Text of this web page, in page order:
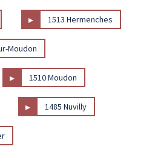
▸ 1513 Hermenches
Moudon
▸ 1510 Moudon
▸ 1485 Nuvilly